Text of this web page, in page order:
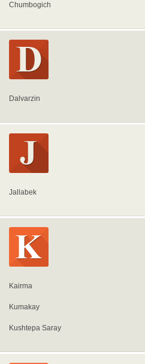
Chumbogich
Dalvarzin
Jallabek
Kairma
Kumakay
Kushtepa Saray